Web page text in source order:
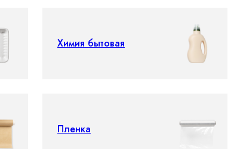
Химия бытовая
Пленка